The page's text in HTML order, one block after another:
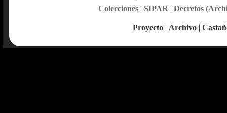
Colecciones| SIPAR | Decretos
Proyecto | Archivo |